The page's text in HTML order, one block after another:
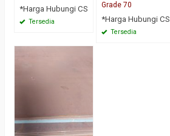
*Harga Hubungi CS
Tersedia
Grade 70
*Harga Hubungi CS
Tersedia